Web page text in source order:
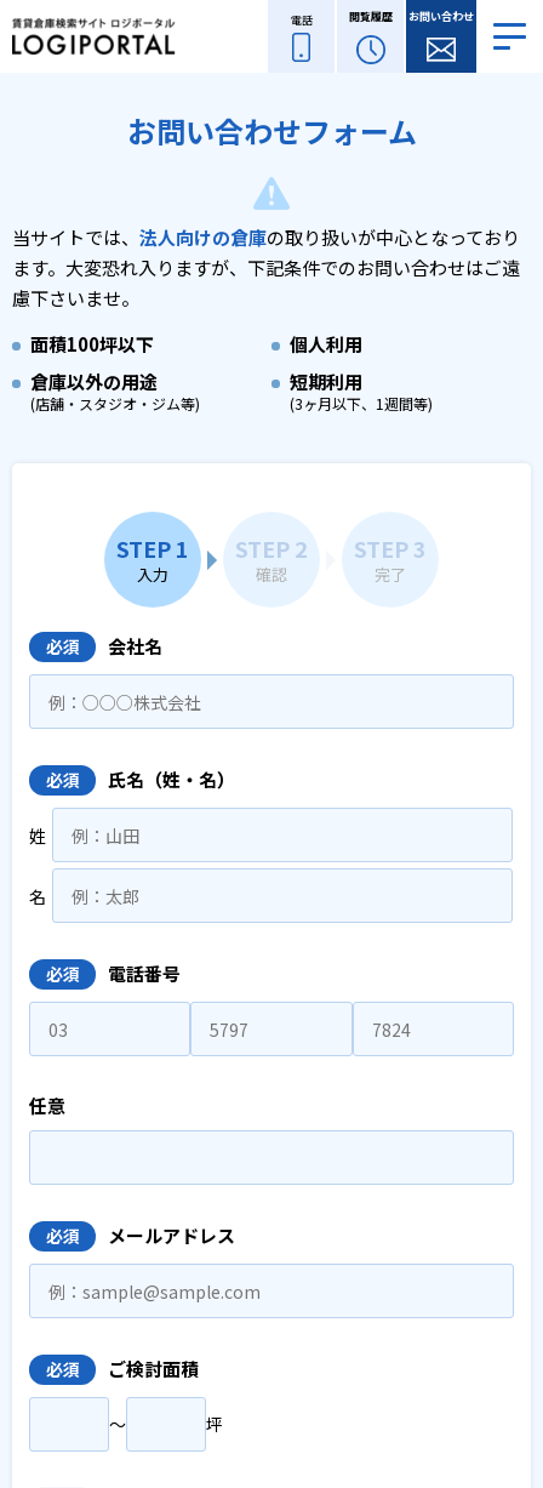
電話 閲覧履歴 お問い合わせ
お問い合わせフォーム
当サイトでは、 法人向けの倉庫の取り扱いが中心となっており
ます。 大変恐れ入りますが、下記条件でのお問い合わせはご遠
慮下さいませ。
面積100坪以下
個人利用
倉庫以外の用途
(店舗・スタジオ・ジム等)
短期利用
(3ヶ月以下、1週間等)
STEP 1
入力
STEP 2
確認
STEP 3
完了
必須 会社名
必須 氏名（姓・名）
姓
名
必須 電話番号
任意
必須 メールアドレス
必須 ご検討面積
〜 坪